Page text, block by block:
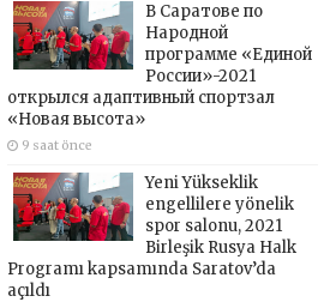
В Саратове по
Народной
программе «Единой
России»-2021
открылся адаптивный спортзал
«Новая высота»
9 saat önce
Yeni Yükseklik
engellilere yönelik
spor salonu, 2021
Birleşik Rusya Halk
Programı kapsamında Saratov’da
açıldı